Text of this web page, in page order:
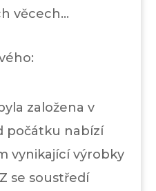
věcech…
založena v
počátku nabízí
vynikající výrobky
se soustředí